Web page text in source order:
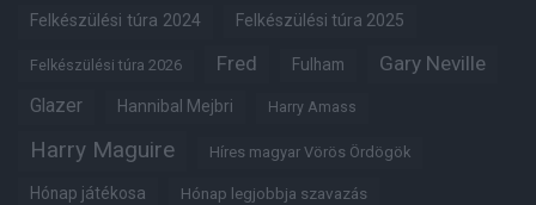
Felkészülési túra 2024 Felkészülési túra 2025
Felkészülési túra 2026 Fred Fulham Gary Neville
Glazer Hannibal Mejbri Harry Amass
Harry Maguire Híres magyar Vörös Ördögök
Hónap játékosa Hónap legjobbja szavazás